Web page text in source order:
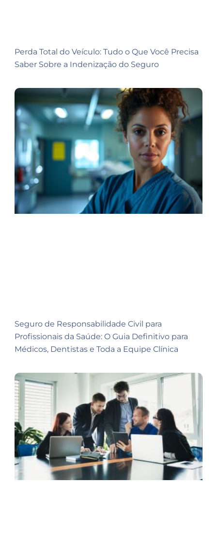
Perda Total do Veículo: Tudo o Que Você Precisa
Saber Sobre a Indenização do Seguro
Seguro de Responsabilidade Civil para
Profissionais da Saúde: O Guia Definitivo para
Médicos, Dentistas e Toda a Equipe Clínica